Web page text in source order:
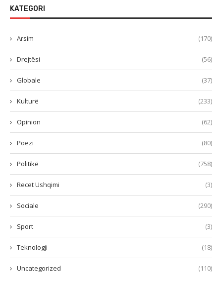
KATEGORI
Arsim (170)
Drejtësi (56)
Globale (37)
Kulturë (233)
Opinion (62)
Poezi (80)
Politikë (758)
Recet Ushqimi (3)
Sociale (290)
Sport (3)
Teknologji (18)
Uncategorized (110)